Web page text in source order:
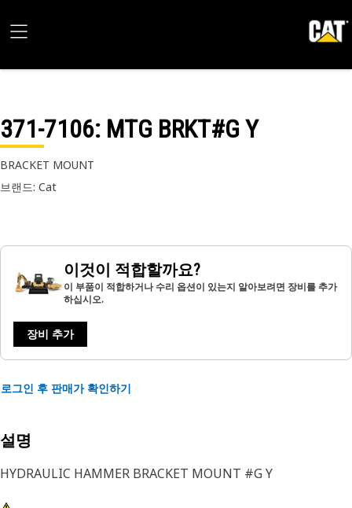
371-7106: MTG BRKT#G Y
BRACKET MOUNT
브랜드: Cat
이것이 적합할까요?
이 부품이 적합하거나 수리 옵션이 있는지 알아보려면 장비를 추가
하십시오.
장비 추가
로그인 후 판매가 확인하기
설명
HYDRAULIC HAMMER BRACKET MOUNT #G Y